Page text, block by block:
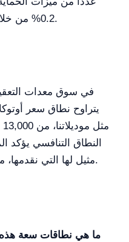
0.2% من خلال نظام التجفيف بالفراغ الذكي.
في سوق معدات
يتراوح نطاق سعر
النطاق التنافسي يؤكد
مثيل لها التي نقدمها، مما يجعله استثماراً قيماً لمرفقك.
ما هي نطاقات سعة هذه